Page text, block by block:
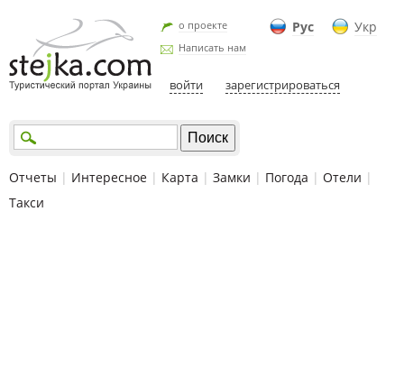
Рус Укр
о проекте
Написать нам
войти зарегистрироваться
Отчеты | Интересное | Карта | Замки | Погода | Отели |
Такси